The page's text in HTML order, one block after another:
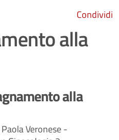
Condividi
alla
alla
Veronese -